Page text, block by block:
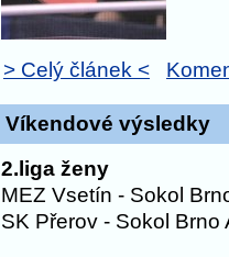
> Celý článek <
Víkendové výsledky
2.liga ženy
MEZ Vsetín - Sokol
SK Přerov - Sokol Brno